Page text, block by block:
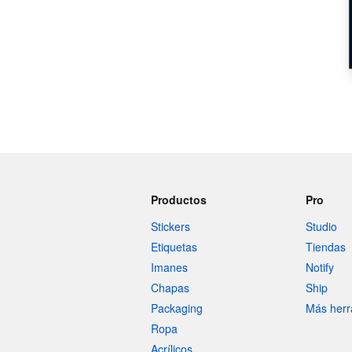
Productos
Stickers
Etiquetas
Imanes
Chapas
Packaging
Ropa
Acrílicos
Pro
Studio
Tiendas
Notify
Ship
Más